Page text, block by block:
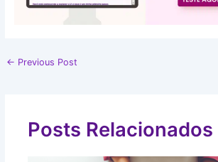
← Previous Post
Posts Relacionados